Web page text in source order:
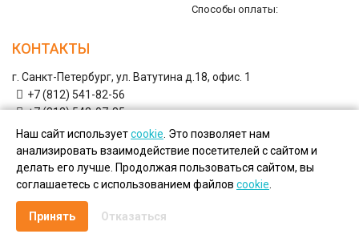
Способы оплаты:
КОНТАКТЫ
г. Санкт-Петербург, ул. Ватутина д.18, офис. 1
+7 (812) 541-82-56
+7 (812) 542-07-85
+7 (812) 380-40-47
+7 (812) 380-41-39
Email:shop@nwflues.ru
Наш сайт используетcookie . Это позволяет нам
анализировать взаимодействие посетителей с сайтом и
делать его лучше. Продолжая пользоваться сайтом, вы
соглашаетесь с использованием файлов cookie
Принять Отказаться